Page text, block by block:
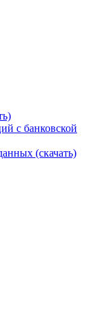
с банковской
(скачать)